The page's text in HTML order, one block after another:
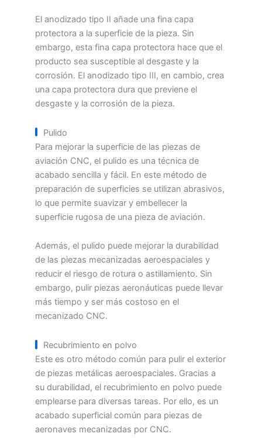
El anodizado tipo II añade una fina capa
protectora a la superficie de la pieza. Sin
embargo, esta fina capa protectora hace que el
producto sea susceptible al desgaste y la
corrosión. El anodizado tipo III, en cambio, crea
una capa protectora dura que previene el
desgaste y la corrosión de la pieza.
Pulido
Para mejorar la superficie de las piezas de
aviación CNC, el pulido es una técnica de
acabado sencilla y fácil. En este método de
preparación de superficies se utilizan abrasivos,
lo que permite suavizar y embellecer la
superficie rugosa de una pieza de aviación.
Además, el pulido puede mejorar la durabilidad
de las piezas mecanizadas aeroespaciales y
reducir el riesgo de rotura o astillamiento. Sin
embargo, pulir piezas aeronáuticas puede llevar
más tiempo y ser más costoso en el
mecanizado CNC.
Recubrimiento en polvo
Este es otro método común para pulir el exterior
de piezas metálicas aeroespaciales. Gracias a
su durabilidad, el recubrimiento en polvo puede
emplearse para diversas tareas. Por ello, es un
acabado superficial común para piezas de
aeronaves mecanizadas por CNC.